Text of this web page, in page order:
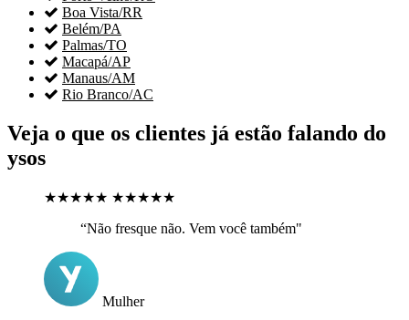
 Boa Vista/RR
 Belém/PA
 Palmas/TO
 Macapá/AP
 Manaus/AM
 Rio Branco/AC
Veja o que os clientes já estão falando do
ysos
★★★★★ ★★★★★
“Não fresque não. Vem você também"
Mulher